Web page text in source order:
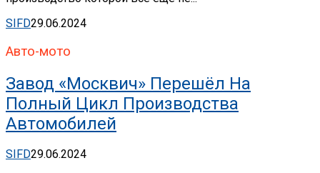
SIFD29.06.2024
Авто-мото
Завод «Москвич» Перешёл На
Полный Цикл Производства
Автомобилей
SIFD29.06.2024